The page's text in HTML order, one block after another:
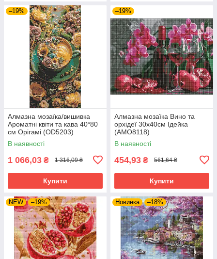
–19%
Алмазна мозаїка/вишивка
Ароматні квіти та кава 40*80
см Орігамі (OD5203)
В наявності
1 066,03 ₴ 1 316,09 ₴
Купити
–19%
Алмазна мозаїка Вино та
орхідеї 30х40см Ідейка
(AMO8118)
В наявності
454,93 ₴ 561,64 ₴
Купити
NEW –19% Новинка –18%